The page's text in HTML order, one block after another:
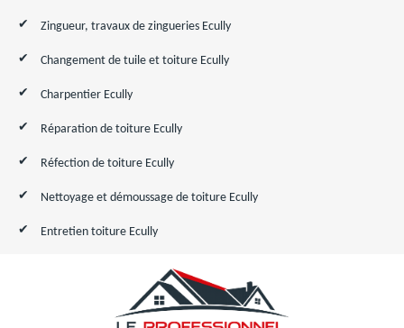
Zingueur, travaux de zingueries Ecully
Changement de tuile et toiture Ecully
Charpentier Ecully
Réparation de toiture Ecully
Réfection de toiture Ecully
Nettoyage et démoussage de toiture Ecully
Entretien toiture Ecully